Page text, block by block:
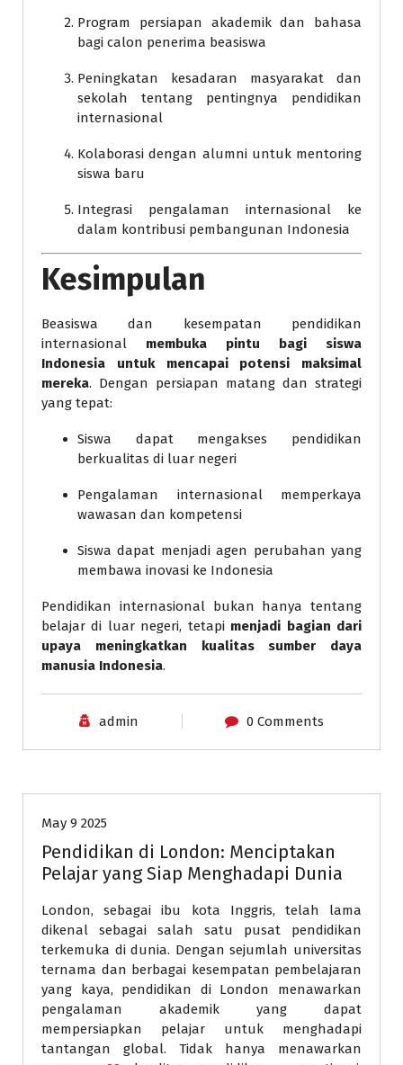
Program persiapan akademik dan bahasa
bagi calon penerima beasiswa
Peningkatan kesadaran masyarakat dan
sekolah tentang pentingnya pendidikan
internasional
Kolaborasi dengan alumni untuk mentoring
siswa baru
Integrasi pengalaman internasional ke
dalam kontribusi pembangunan Indonesia
Kesimpulan
Beasiswa dan kesempatan pendidikan
internasional membuka pintu bagi siswa
Indonesia untuk mencapai potensi maksimal
mereka. Dengan persiapan matang dan strategi
yang tepat:
Siswa dapat mengakses pendidikan
berkualitas di luar negeri
Pengalaman internasional memperkaya
wawasan dan kompetensi
Siswa dapat menjadi agen perubahan yang
membawa inovasi ke Indonesia
Pendidikan internasional bukan hanya tentang
belajar di luar negeri, tetapi menjadi bagian dari
upaya meningkatkan kualitas sumber daya
manusia Indonesia.
admin 0 Comments
May 9 2025
Pendidikan di London: Menciptakan
Pelajar yang Siap Menghadapi Dunia
London, sebagai ibu kota Inggris, telah lama
dikenal sebagai salah satu pusat pendidikan
terkemuka di dunia. Dengan sejumlah universitas
ternama dan berbagai kesempatan pembelajaran
yang kaya, pendidikan di London menawarkan
pengalaman akademik yang dapat
mempersiapkan pelajar untuk menghadapi
tantangan global. Tidak hanya menawarkan